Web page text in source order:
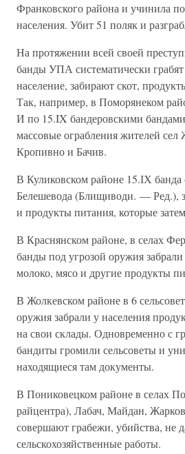
Франковского района и учинила
населения. Убит 51 поляк и
На протяжении всей своей
банды УПА систематически
население, забирают скот,
Так, например, в Поморянеком
И по 15.IX бандеровскими
массовые ограбления жителей сел
Кропивно и Бачив.
В Куликовском районе 15.ІХ банда
Белешевода (Блищиводи. — Ред.),
и продукты питания, которые
В Краснянском районе, в селах
банды под угрозой оружия
молоко, мясо и другие продукты
В Жолкевском районе в 6
оружия забрали у населения
на свои склады. Одновременно с
бандиты громили сельсоветы и
находящиеся там документы.
В Пониковецком районе в селах
райцентра), Лабач, Майдан,
совершают грабежи, убийства, не
сельскохозяйственные работы.